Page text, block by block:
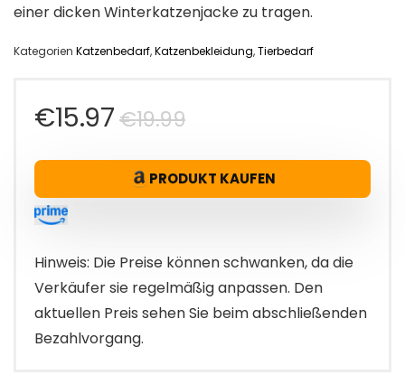
einer dicken Winterkatzenjacke zu tragen.
Kategorien Katzenbedarf,Katzenbekleidung,Tierbedarf
€19.99Ursprünglicher
Preis
war:
€15.97
Aktueller
Preis
ist:
PRODUKT KAUFEN
Hinweis: Die Preise können schwanken, da die
Verkäufer sie regelmäßig anpassen. Den
aktuellen Preis sehen Sie beim abschließenden
Bezahlvorgang.